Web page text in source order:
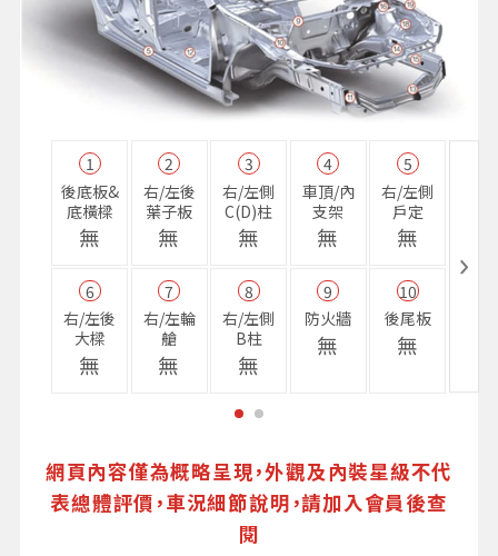
1
後底板&
底橫樑
無
2
右/左後
葉子板
無
3
右/左側
C(D)柱
無
4
車頂/內
支架
無
5
右/左側
戶定
無
6
右/左後
大樑
無
7
右/左輪
艙
無
8
右/左側
B柱
無
9
防火牆
無
10
後尾板
無
網頁內容僅為概略呈現，外觀及內裝星級不代
表總體評價，車況細節說明，請加入會員後查
閱